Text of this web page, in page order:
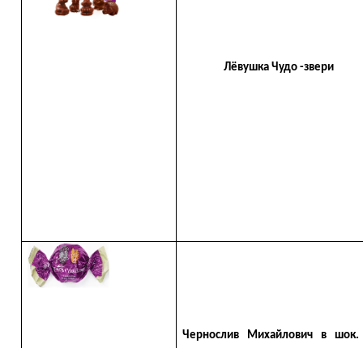
Лёвушка Чудо -звери
Чернослив Михайлович в